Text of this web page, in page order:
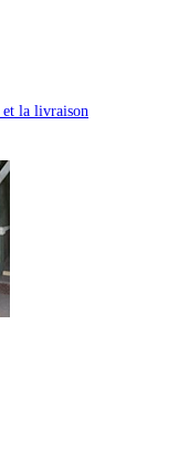
et la livraison